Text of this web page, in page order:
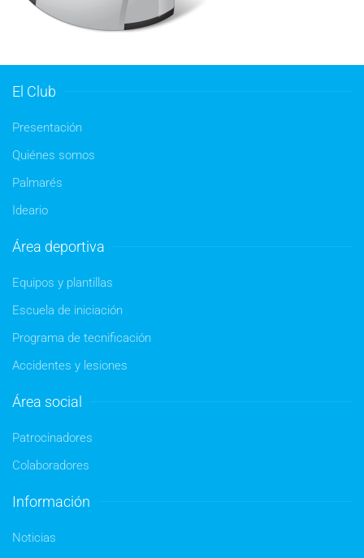
El Club
Presentación
Quiénes somos
Palmarés
Ideario
Área deportiva
Equipos y plantillas
Escuela de iniciación
Programa de tecnificación
Accidentes y lesiones
Área social
Patrocinadores
Colaboradores
Información
Noticias